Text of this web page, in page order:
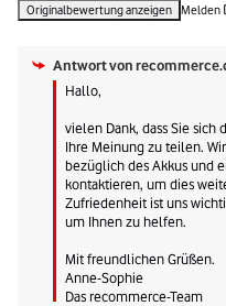
Originalbewertung anzeigen Melden
Antwort von
Hallo,
vielen Dank, dass Sie
Ihre Meinung zu teilen.
bezüglich des Akkus und
kontaktieren, um dies
Zufriedenheit ist uns
um Ihnen zu helfen.
Mit freundlichen Grüßen.
Anne-Sophie
Das recommerce-Team